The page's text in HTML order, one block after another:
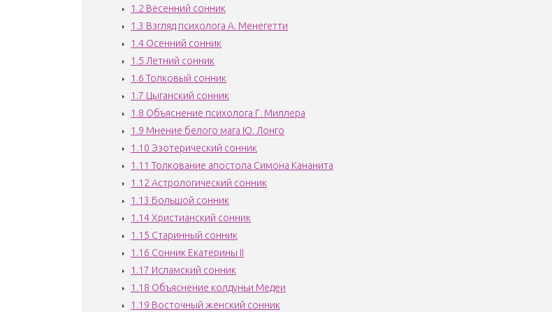
1.2 Весенний сонник
1.3 Взгляд психолога А. Менегетти
1.4 Осенний сонник
1.5 Летний сонник
1.6 Толковый сонник
1.7 Цыганский сонник
1.8 Объяснение психолога Г. Миллера
1.9 Мнение белого мага Ю. Лонго
1.10 Эзотерический сонник
1.11 Толкование апостола Симона Кананита
1.12 Астрологический сонник
1.13 Большой сонник
1.14Христианский сонник
1.15 Старинный сонник
1.16 Сонник Екатерины II
1.17 Исламский сонник
1.18 Объяснение колдуньи Медеи
1.19 Восточный женский сонник